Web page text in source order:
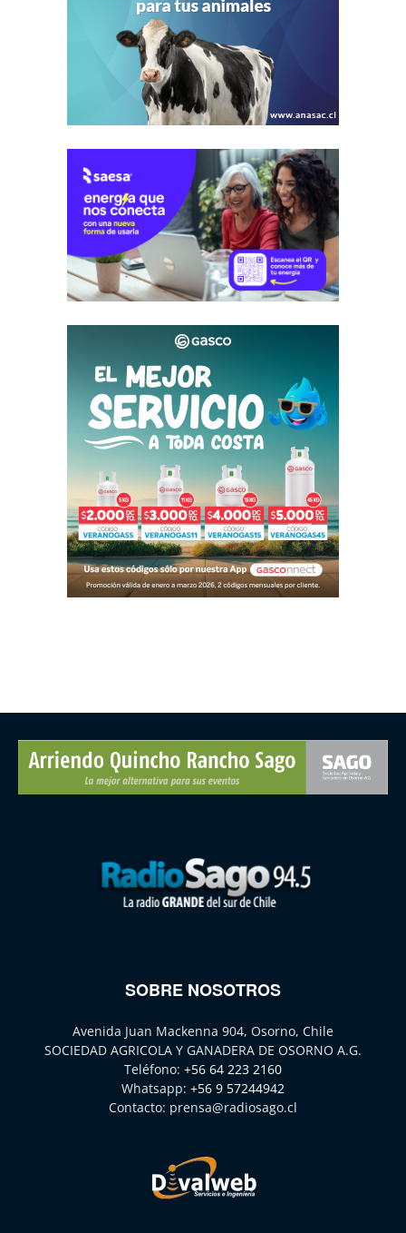
SOBRE NOSOTROS
Avenida Juan Mackenna 904, Osorno, Chile
SOCIEDAD AGRICOLA Y GANADERA DE OSORNO A.G.
Teléfono: +56 64 223 2160
Whatsapp: +56 9 57244942
Contacto: prensa@radiosago.cl